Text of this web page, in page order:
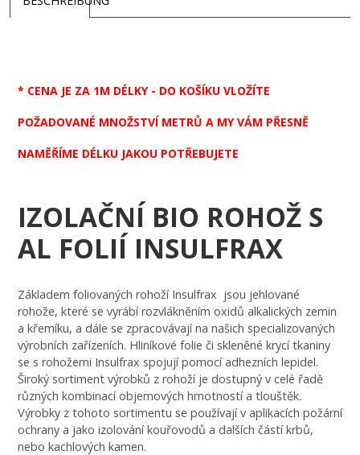
* CENA JE ZA 1M DÉLKY - DO KOŠÍKU VLOŽÍTE
POŽADOVANÉ MNOŽSTVÍ METRŮ A MY VÁM PŘESNĚ
NAMĚŘÍME DÉLKU JAKOU POTŘEBUJETE
IZOLAČNÍ BIO ROHOŽ S
AL FOLIÍ INSULFRAX
Základem foliovaných rohoží Insulfrax jsou jehlované
rohože, které se vyrábí rozvlákněním oxidů alkalických zemin
a křemíku, a dále se zpracovávají na našich specializovaných
výrobních zařízeních. Hliníkové folie či skleněné krycí tkaniny
se s rohožemi Insulfrax spojují pomocí adhezních lepidel.
Široký sortiment výrobků z rohoží je dostupný v celé řadě
různých kombinací objemových hmotností a tlouštěk.
Výrobky z tohoto sortimentu se používají v aplikacích požární
ochrany a jako izolování kouřovodů a dalších částí krbů,
nebo kachlových kamen.